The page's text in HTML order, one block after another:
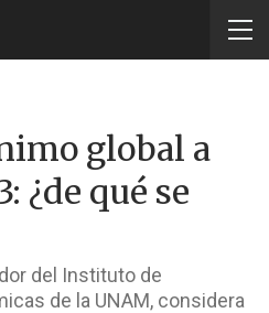
global a
¿de qué se
del Instituto de
de la UNAM, considera